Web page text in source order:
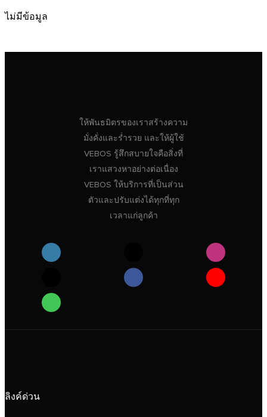
ไม่มีข้อมูล
ให้พันธมิตรของเราสร้างความ
มั่งคั่งและร่ำรวย และให้ผู้ใช้
VEBOS รู้สึกสบายใจคือสิ่งที่
เราแสวงหาอย่างต่อเนื่อง
VEBOS ให้บริการที่เป็นส่วน
ตัวและปรับแต่งได้ทุกที่ทุก
เวลาแก่ลูกค้า
ลิงค์ด่วน